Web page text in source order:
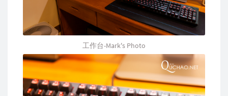
工作台-Mark's Photo